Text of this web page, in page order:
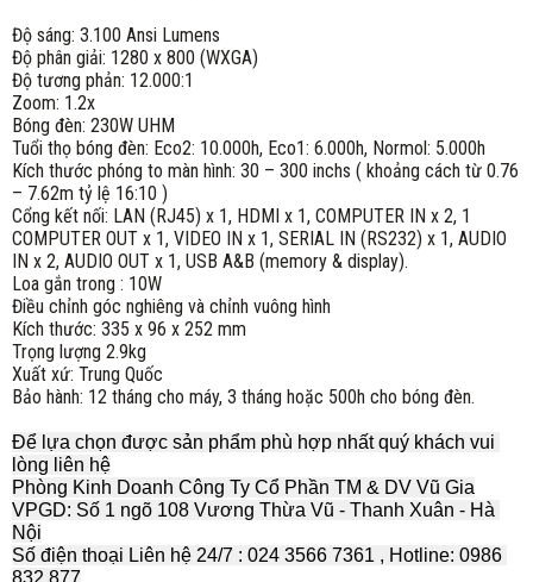
Độ sáng: 3.100 Ansi Lumens
Độ phân giải: 1280 x 800 (WXGA)
Độ tương phản: 12.000:1
Zoom: 1.2x
Bóng đèn: 230W UHM
Tuổi thọ bóng đèn: Eco2: 10.000h, Eco1: 6.000h, Normol: 5.000h
Kích thước phóng to màn hình: 30 – 300 inchs ( khoảng cách từ 0.76
– 7.62m tỷ lệ 16:10 )
Cổng kết nối: LAN (RJ45) x 1, HDMI x 1, COMPUTER IN x 2, 1
COMPUTER OUT x 1, VIDEO IN x 1, SERIAL IN (RS232) x 1, AUDIO
IN x 2, AUDIO OUT x 1, USB A&B (memory & display).
Loa gắn trong : 10W
Điều chỉnh góc nghiêng và chỉnh vuông hình
Kích thước: 335 x 96 x 252 mm
Trọng lượng 2.9kg
Xuất xứ: Trung Quốc
Bảo hành: 12 tháng cho máy, 3 tháng hoặc 500h cho bóng đèn.
Để lựa chọn được sản phẩm phù hợp nhất quý khách vui
lòng liên hệ
Phòng Kinh Doanh Công Ty Cổ Phần TM & DV Vũ Gia
VPGD: Số 1 ngõ 108 Vương Thừa Vũ - Thanh Xuân - Hà
Nội
Số điện thoại Liên hệ 24/7 : 024 3566 7361 , Hotline: 0986